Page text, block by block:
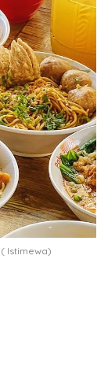
Istimewa)